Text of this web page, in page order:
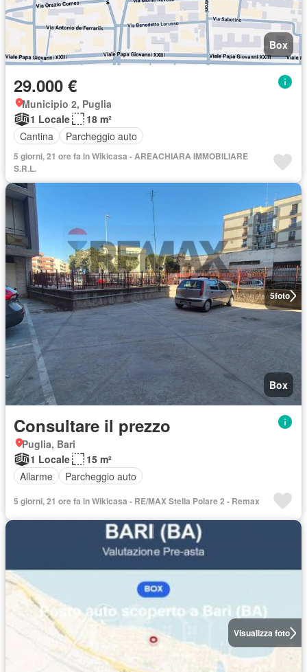
Box
29.000 €
Municipio 2, Puglia
1 Locale
18 m²
Cantina
Parcheggio auto
5 giorni, 21 ore fa in Wikicasa - AREACHIARA IMMOBILIARE
S.R.L.
5foto
Box
Consultare il prezzo
Puglia, Bari
1 Locale
15 m²
Allarme
Parcheggio auto
5 giorni, 21 ore fa in Wikicasa - RE/MAX Stella Polare 2 - Remax
Visualizza foto